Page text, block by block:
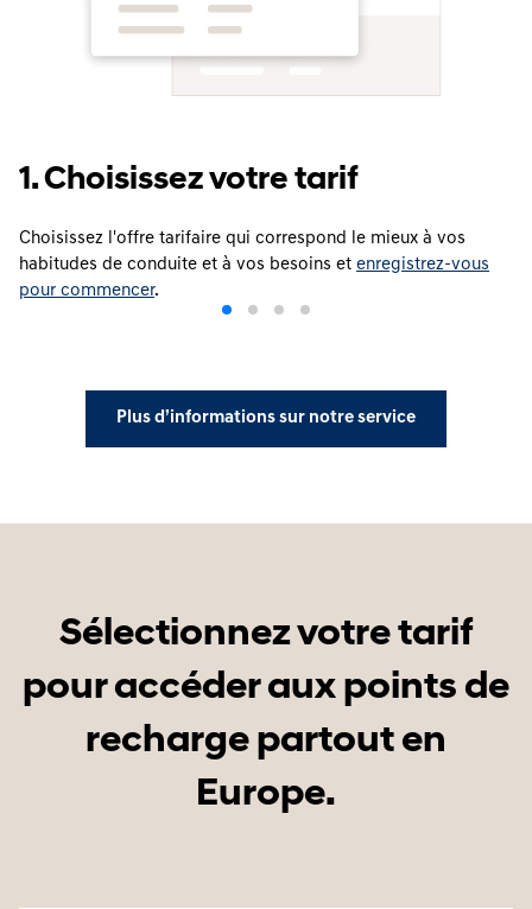
1. Choisissez votre tarif
Choisissez l'offre tarifaire qui correspond le mieux à vos
habitudes de conduite et à vos besoins et enregistrez-vous
pour commencer.
Plus d’informations sur notre service
Sélectionnez votre tarif
pour accéder aux points de
recharge partout en
Europe.